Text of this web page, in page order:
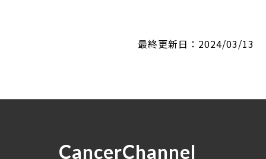
最終更新日：2024/03/13
CancerChannel